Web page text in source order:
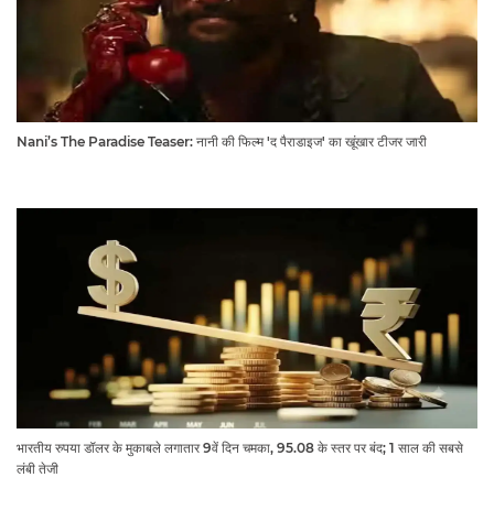
Nani’s The Paradise Teaser: नानी की फिल्म 'द पैराडाइज' का खूंखार टीजर जारी
भारतीय रुपया डॉलर के मुकाबले लगातार 9वें दिन चमका, 95.08 के स्तर पर बंद; 1 साल की सबसे
लंबी तेजी